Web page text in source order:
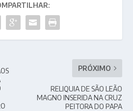
PRÓXIMO
RELIQUIA DE SÃO LEÃO
MAGNO INSERIDA NA CRUZ
PEITORA DO PAPA